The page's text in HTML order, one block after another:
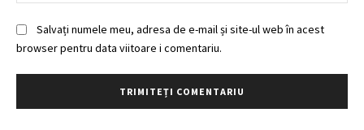
Salvați numele meu, adresa de e-mail și site-ul web în acest
browser pentru data viitoare i comentariu.